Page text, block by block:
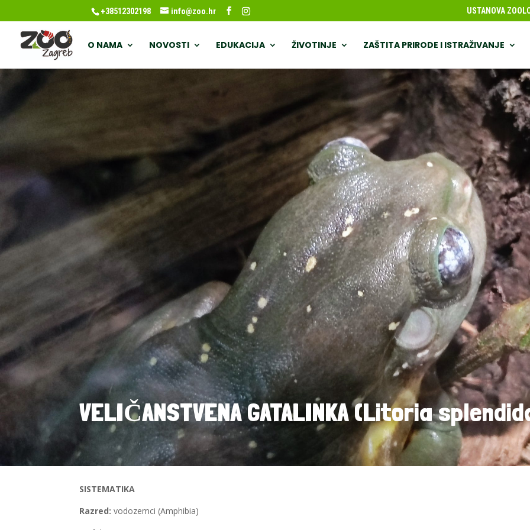
+38512302198 info@zoo.hr USTANOVA
O NAMA NOVOSTI EDUKACIJA ŽIVOTINJE ZAŠTITA PRIRODE I ISTRAŽIVANJE
VELIČANSTVENA GATALINKA (Litoria
SISTEMATIKA
Razred: vodozemci (Amphibia)